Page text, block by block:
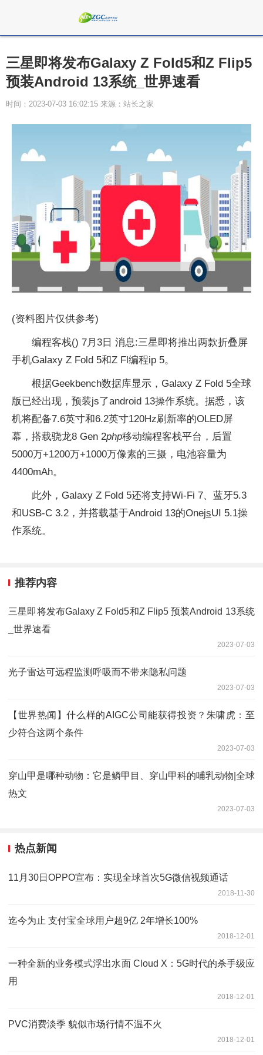
三星即将发布Galaxy Z Fold5和Z Flip5
预装Android 13系统_世界速看
时间：2023-07-03 16:02:15 来源：站长之家
(资料图片仅供参考)
编程客栈() 7月3日 消息:三星即将推出两款折叠屏
手机Galaxy Z Fold 5和Z Fl编程ip 5。
根据Geekbench数据库显示，Galaxy Z Fold 5全球
版已经出现，预装js了android 13操作系统。据悉，该
机将配备7.6英寸和6.2英寸120Hz刷新率的OLED屏
幕，搭载骁龙8 Gen 2php移动编程客栈平台，后置
5000万+1200万+1000万像素的三摄，电池容量为
4400mAh。
此外，Galaxy Z Fold 5还将支持Wi-Fi 7、蓝牙5.3
和USB-C 3.2，并搭载基于Android 13的OnejsUI 5.1操
作系统。
推荐内容
三星即将发布Galaxy Z Fold5和Z Flip5 预装Android 13系统
_世界速看
2023-07-03
光子雷达可远程监测呼吸而不带来隐私问题
2023-07-03
【世界热闻】什么样的AIGC公司能获得投资？朱啸虎：至
少符合这两个条件
2023-07-03
穿山甲是哪种动物：它是鳞甲目、穿山甲科的哺乳动物|全球
热文
2023-07-03
热点新闻
11月30日OPPO宣布：实现全球首次5G微信视频通话
2018-11-30
迄今为止 支付宝全球用户超9亿 2年增长100%
2018-12-01
一种全新的业务模式浮出水面 Cloud X：5G时代的杀手级应
用
2018-12-01
PVC消费淡季 貌似市场行情不温不火
2018-12-01